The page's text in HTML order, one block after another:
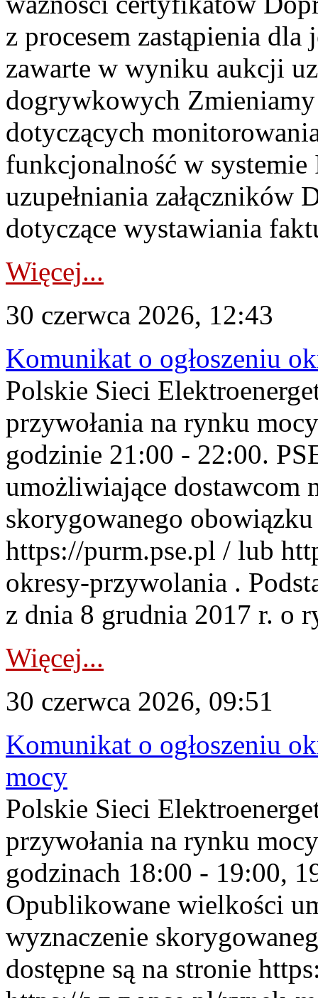
z procesem zastąpienia
zawarte w wyniku aukcji
dogrywkowych Zmieniamy
dotyczących
funkcjonalność w
uzupełniania załączników
dotyczące wystawiania
Więcej...
30 czerwca 2026, 12:43
Komunikat o ogłoszeniu
Polskie Sieci
przywołania na rynku
godzinie 21:00 - 22:00.
umożliwiające dostawcom
skorygowanego
https://purm.pse.pl / lub
okresy-przywolania .
z dnia 8 grudnia 2017 r. o
Więcej...
30 czerwca 2026, 09:51
Komunikat o ogłoszeniu
mocy
Polskie Sieci
przywołania na rynku
godzinach 18:00 - 19:00,
Opublikowane wielkości
wyznaczenie
dostępne są na stronie